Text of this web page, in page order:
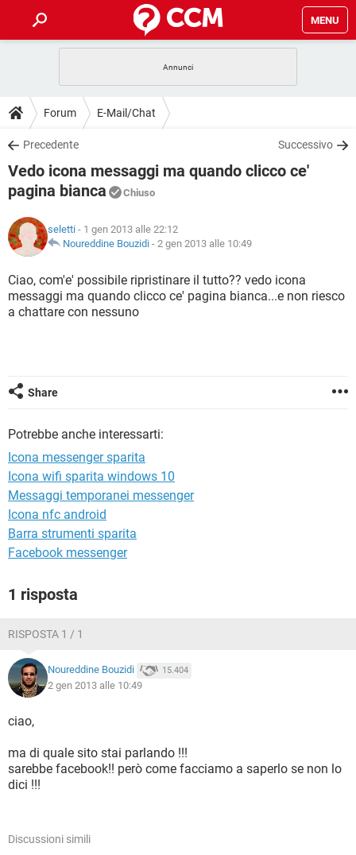
MENU
INTRATTENIMENTO
iOS
INSTAGRAM WHATSAPP
TIKTOK
HARDWARE
GUIDE
COVID-19
iOS
TIKTOK FACEBOOK
DOWNLOAD
COVID-19 GAMING
INTRATTENIMENTO
iOS
INSTAGRAM
TIKTOK FACEBOOK
HARDWARE
FORUM
INTRATTENIMENTO ANDROID
INSTAGRAM WHATSAPP
GLOSSARIO
COVID-19
INTRATTENIMENTO ANDROID
iOS
HARDWARE
Forum E-Mail/Chat
Precedente Successivo
Vedo icona messaggi ma quando clicco ce'
pagina bianca
Chiuso
seletti - 1 gen 2013 alle 22:12
Noureddine Bouzidi - 2 gen 2013 alle 10:49
Ciao, com'e' possibile ripristinare il tutto?? vedo icona
messaggi ma quando clicco ce' pagina bianca...e non riesco
a chattare con nessuno
Share
Potrebbe anche interessarti:
Icona messenger sparita
Icona wifi sparita windows 10
Messaggi temporanei messenger
Icona nfc android
Barra strumenti sparita
Facebook messenger
1 risposta
RISPOSTA 1 / 1
Noureddine Bouzidi 15.404
2 gen 2013 alle 10:49
ciao,
ma di quale sito stai parlando !!!
sarebbe facebook!! però come facciamo a saperlo se non lo
dici !!!
Discussioni simili